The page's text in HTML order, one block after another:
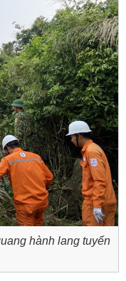
hành lang tuyến